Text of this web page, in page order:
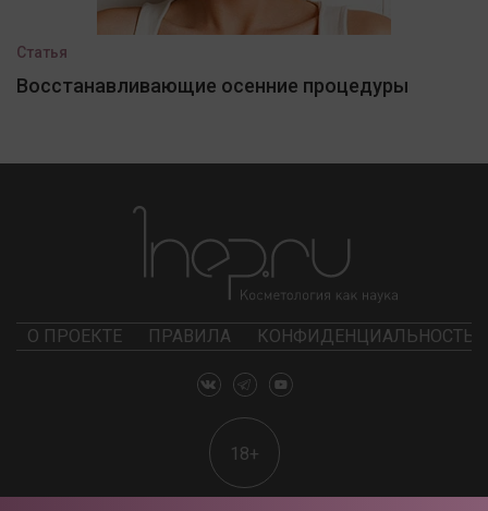
Статья
Восстанавливающие осенние процедуры
О ПРОЕКТЕ ПРАВИЛА КОНФИДЕНЦИАЛЬНОСТЬ
18+